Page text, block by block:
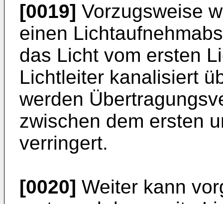
[0019] Vorzugsweise
einen
das Licht vom ersten
Lichtleiter kanalisiert
werden
zwischen dem ersten
verringert.
[0020] Weiter kann